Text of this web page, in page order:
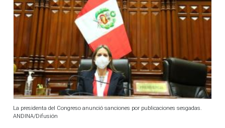
La presidenta del Congreso anunció sanciones por publicaciones sesgadas.
ANDINA/Difusión